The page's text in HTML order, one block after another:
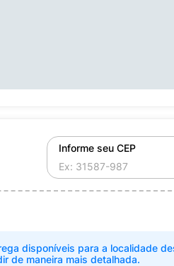
Informe seu CEP
disponíveis para a localidade
de maneira mais detalhada.